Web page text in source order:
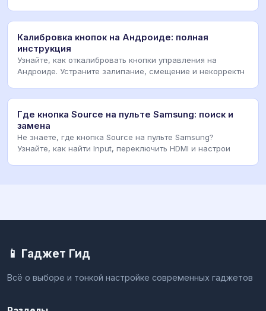
Калибровка кнопок на Андроиде: полная
инструкция
Узнайте, как откалибровать кнопки управления на
Андроиде. Устраните залипание, смещение и некорректн
Где кнопка Source на пульте Samsung: поиск и
замена
Не знаете, где кнопка Source на пульте Samsung?
Узнайте, как найти Input, переключить HDMI и настрои
📱 Гаджет Гид
Всё о выборе и тонкой настройке современных гаджетов